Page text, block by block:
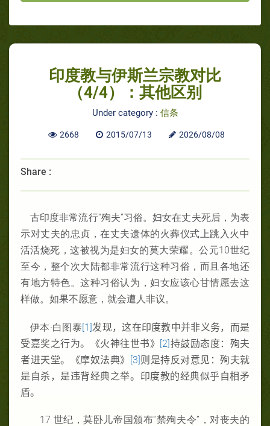
印度教与伊斯兰宗教对比
（4/4）：其他区别
Under category : 信条
2668 2015/07/13 2026/08/08
Share :
古印度非常流行“殉夫”习俗。妇女在丈夫死后，为表
示对丈夫的忠贞，在丈夫遗体的火葬仪式上跳入火中
活活烧死，这被视为是妇女的莫大荣耀。公元10世纪
至今，整个次大陆都非常流行这种习俗，而且各地还
有地方特色。这种习俗认为，妇女应该心甘情愿去这
样做。如果不愿意，就会遭人非议。
伊本·白图泰[1]发现，这在印度教中并非义务，而是
受嘉奖之行为。《火神往世书》 [2]持鼓励态度：殉夫
者进天堂。《摩奴法典》 [3]则是持反对意见：殉夫就
是自杀，是违背经典之举。印度教的经典似乎自相矛
盾。
17 世纪，莫卧儿帝国颁布“禁殉夫令”，对丧夫的